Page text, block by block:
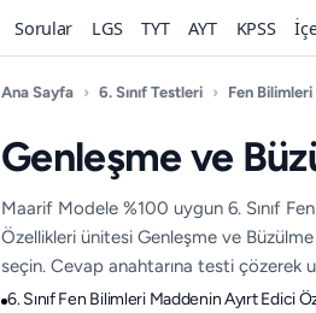
Sorular LGS TYT AYT KPSS
Ana Sayfa › 6. Sınıf Testleri › Fen Bilimleri
Genleşme ve
Maarif Modele %100 uygun 6. Sınıf
Özellikleri ünitesi Genleşme ve
seçin. Cevap anahtarına testi çözerek
6. Sınıf Fen Bilimleri Maddenin Ayırt Edici